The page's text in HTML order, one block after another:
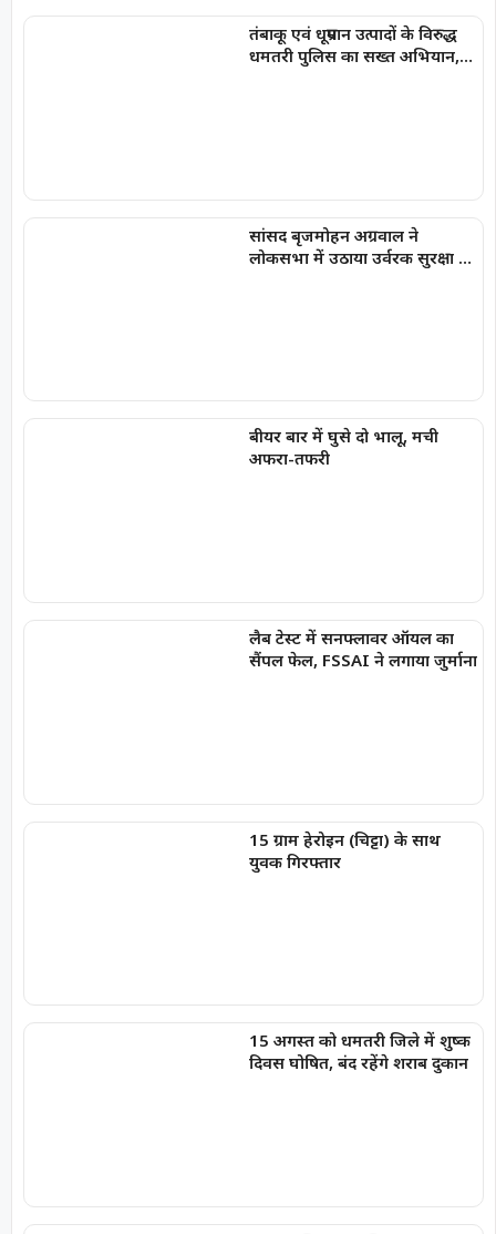
तंबाकू एवं धूम्रपान उत्पादों के विरुद्ध
धमतरी पुलिस का सख्त अभियान,
सांसद बृजमोहन अग्रवाल ने
लोकसभा में उठाया उर्वरक सुरक्षा का
बीयर बार में घुसे दो भालू, मची
अफरा-तफरी
लैब टेस्ट में सनफ्लावर ऑयल का
सैंपल फेल, FSSAI ने लगाया जुर्माना
15 ग्राम हेरोइन (चिट्टा) के साथ
युवक गिरफ्तार
15 अगस्त को धमतरी जिले में शुष्क
दिवस घोषित, बंद रहेंगे शराब दुकान